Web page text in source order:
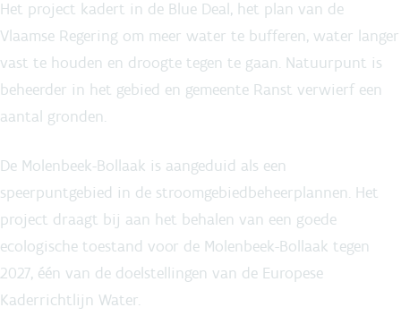
Het project kadert in de Blue Deal, het plan van de
Vlaamse Regering om meer water te bufferen, water langer
vast te houden en droogte tegen te gaan. Natuurpunt is
beheerder in het gebied en gemeente Ranst verwierf een
aantal gronden.
De Molenbeek-Bollaak is aangeduid als een
speerpuntgebied in de stroomgebiedbeheerplannen. Het
project draagt bij aan het behalen van een goede
ecologische toestand voor de Molenbeek-Bollaak tegen
2027, één van de doelstellingen van de Europese
Kaderrichtlijn Water.